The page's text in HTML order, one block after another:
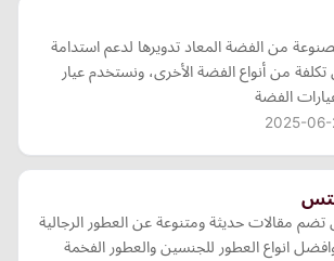
من الفضة المعاد تدويرها لدعم استدامة
تكلفة من أنواع الفضة الأخرى، ونستخدم عيار
2025-06-
مقالات حديثة ومتنوعة عن العطور الرجالية
انواع العطور للجنسين والعطور الفخمة